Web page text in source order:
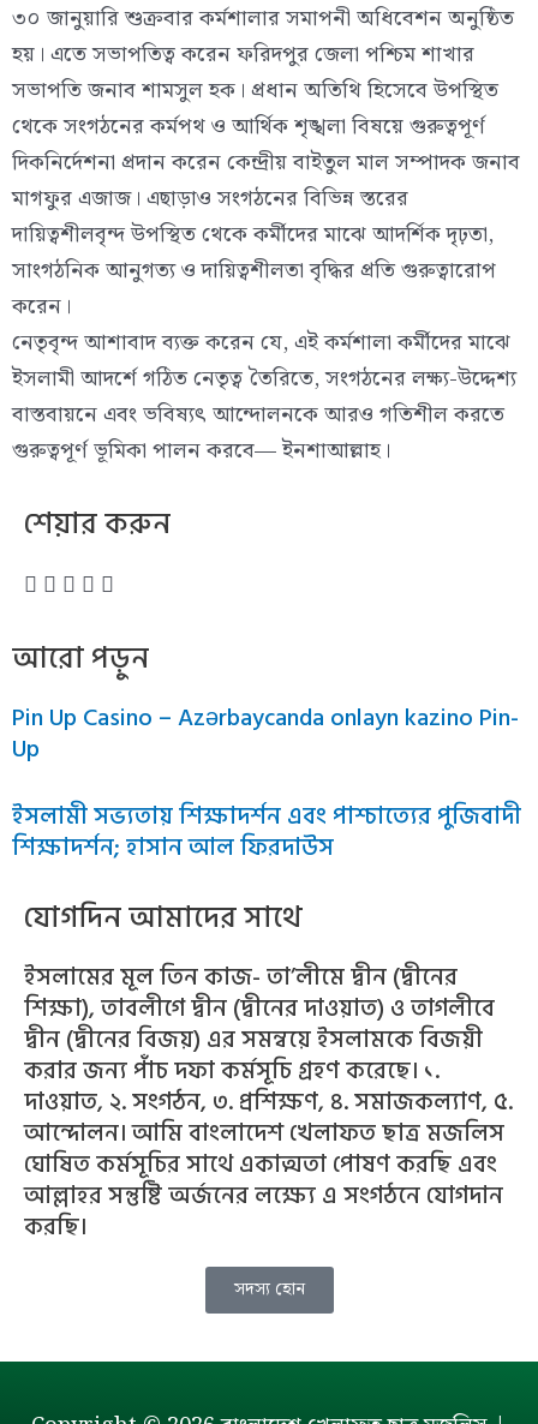
৩০ জানুয়ারি শুক্রবার কর্মশালার সমাপনী অধিবেশন অনুষ্ঠিত
হয়। এতে সভাপতিত্ব করেন ফরিদপুর জেলা পশ্চিম শাখার
সভাপতি জনাব শামসুল হক। প্রধান অতিথি হিসেবে উপস্থিত
থেকে সংগঠনের কর্মপথ ও আর্থিক শৃঙ্খলা বিষয়ে গুরুত্বপূর্ণ
দিকনির্দেশনা প্রদান করেন কেন্দ্রীয় বাইতুল মাল সম্পাদক জনাব
মাগফুর এজাজ। এছাড়াও সংগঠনের বিভিন্ন স্তরের
দায়িত্বশীলবৃন্দ উপস্থিত থেকে কর্মীদের মাঝে আদর্শিক দৃঢ়তা,
সাংগঠনিক আনুগত্য ও দায়িত্বশীলতা বৃদ্ধির প্রতি গুরুত্বারোপ
করেন।
নেতৃবৃন্দ আশাবাদ ব্যক্ত করেন যে, এই কর্মশালা কর্মীদের মাঝে
ইসলামী আদর্শে গঠিত নেতৃত্ব তৈরিতে, সংগঠনের লক্ষ্য-উদ্দেশ্য
বাস্তবায়নে এবং ভবিষ্যৎ আন্দোলনকে আরও গতিশীল করতে
গুরুত্বপূর্ণ ভূমিকা পালন করবে— ইনশাআল্লাহ।
শেয়ার করুন
আরো পড়ুন
Pin Up Casino – Azərbaycanda onlayn kazino Pin-
Up
ইসলামী সভ্যতায় শিক্ষাদর্শন এবং পাশ্চাত্যের পুজিবাদী
শিক্ষাদর্শন; হাসান আল ফিরদাউস
যোগদিন আমাদের সাথে
ইসলামের মূল তিন কাজ- তা’লীমে দ্বীন (দ্বীনের
শিক্ষা), তাবলীগে দ্বীন (দ্বীনের দাওয়াত) ও তাগলীবে
দ্বীন (দ্বীনের বিজয়) এর সমন্বয়ে ইসলামকে বিজয়ী
করার জন্য পাঁচ দফা কর্মসূচি গ্রহণ করেছে। ১.
দাওয়াত, ২. সংগঠন, ৩. প্রশিক্ষণ, ৪. সমাজকল্যাণ, ৫.
আন্দোলন। আমি বাংলাদেশ খেলাফত ছাত্র মজলিস
ঘোষিত কর্মসূচির সাথে একাত্মতা পোষণ করছি এবং
আল্লাহর সন্তুষ্টি অর্জনের লক্ষ্যে এ সংগঠনে যোগদান
করছি।
সদস্য হোন